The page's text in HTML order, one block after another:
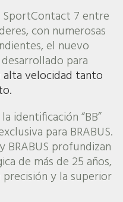
7 entre
con numerosas
el nuevo
para
velocidad tanto
identificación “BB”
para BRABUS.
y BRABUS profundizan
de más de 25 años,
y la superior